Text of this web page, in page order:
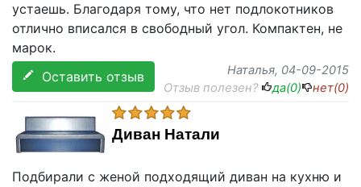
устаешь. Благодаря тому, что нет подлокотников
отлично вписался в свободный угол. Компактен, не
марок.
Оставить отзыв
Наталья, 04-09-2015
Отзыв полезен?
да(0) нет(0)
Диван Натали
Подбирали с женой подходящий диван на кухню и